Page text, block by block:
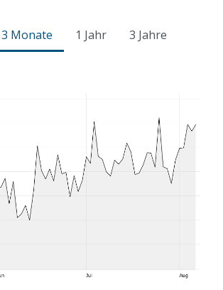
3 Monate 1 Jahr
3 Jahre